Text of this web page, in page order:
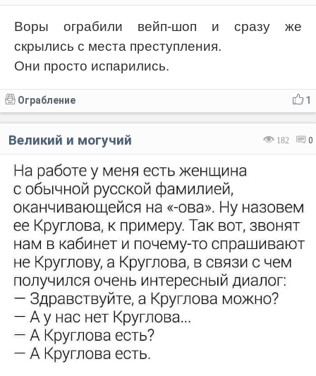
Воры ограбили вейп-шоп и сразу же
скрылись с места преступления.
Они просто испарились.
1
Ограбление
182 0
Великий и могучий